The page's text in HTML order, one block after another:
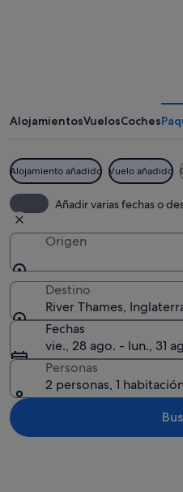
AlojamientosVuelosCoches
Alojamiento añadido Vuelo añadido
Añadir varias fechas o
Origen
Destino
River Thames,
Fechas
vie., 28 ago. - lun., 31
Personas
2 personas, 1